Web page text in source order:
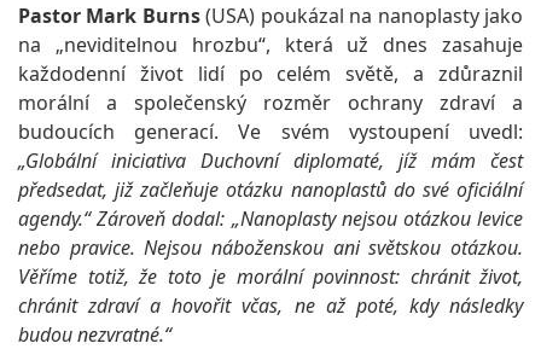
Pastor Mark Burns(USA) poukázal na nanoplasty jako
na „neviditelnou hrozbu“, která už dnes zasahuje
každodenní život lidí po celém světě, a zdůraznil
morální a společenský rozměr ochrany zdraví a
budoucích generací. Ve svém vystoupení uvedl:
„Globální iniciativa Duchovní diplomaté, jíž mám čest
předsedat, již začleňuje otázku nanoplastů do své oficiální
agendy.“ Zároveň dodal: „Nanoplasty nejsou otázkou levice
nebo pravice. Nejsou náboženskou ani světskou otázkou.
Věříme totiž, že toto je morální povinnost: chránit život,
chránit zdraví a hovořit včas, ne až poté, kdy následky
budou nezvratné.“